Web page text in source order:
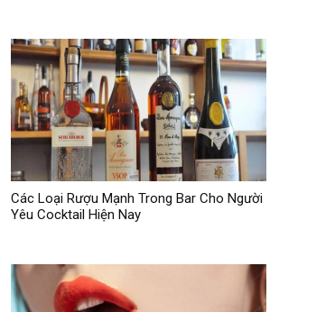
Các Loại Rượu Mạnh Trong Bar Cho Người
Yêu Cocktail Hiện Nay